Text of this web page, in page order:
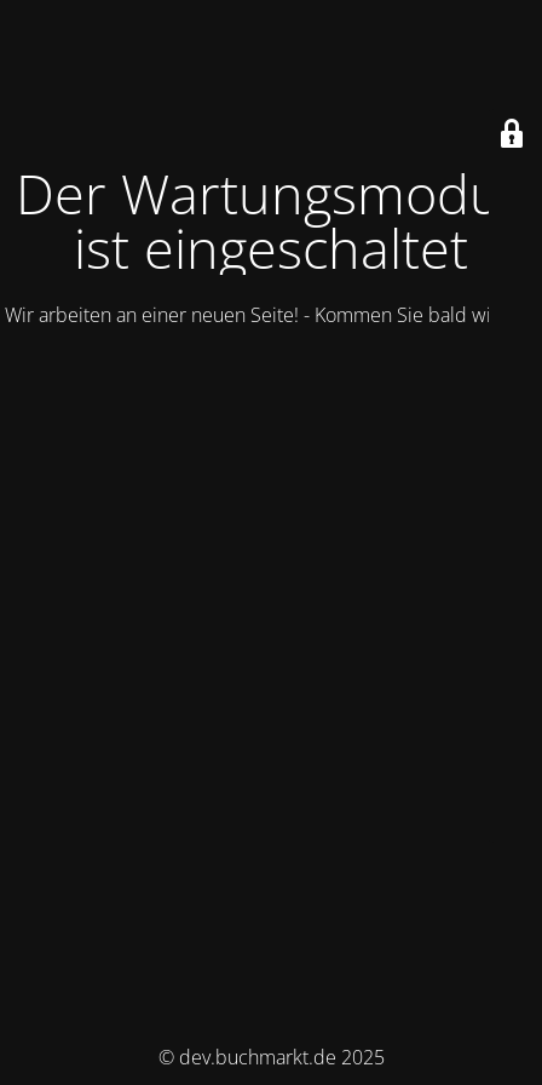
Der Wartungsmodus
ist eingeschaltet
Wir arbeiten an einer neuen Seite! - Kommen Sie bald wieder.
© dev.buchmarkt.de 2025